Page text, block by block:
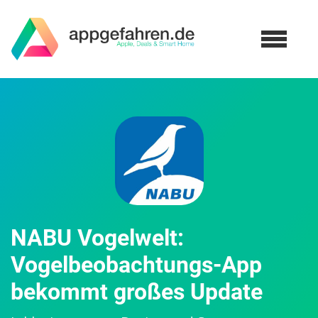
NABU Vogelwelt:
Vogelbeobachtungs-App
bekommt großes Update